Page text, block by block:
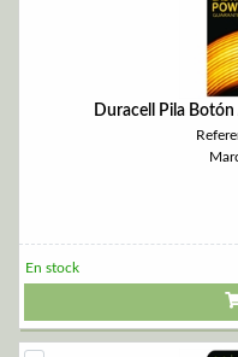
Duracell Pila
En stock